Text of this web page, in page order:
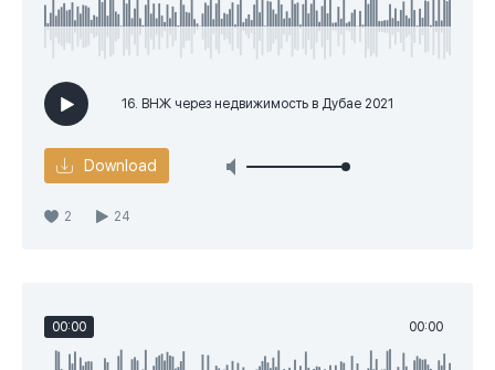
16. ВНЖ через недвижимость в Дубае 2021
Download
2 24
00:00 00:00